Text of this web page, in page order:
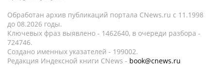
Обработан архив публикаций портала CNews.ru c 11.1998
до 08.2026 годы.
Ключевых фраз выявлено - 1462640, в очереди разбора -
724746.
Создано именных указателей - 199002.
Редакция Индексной книги CNews - book@cnews.ru